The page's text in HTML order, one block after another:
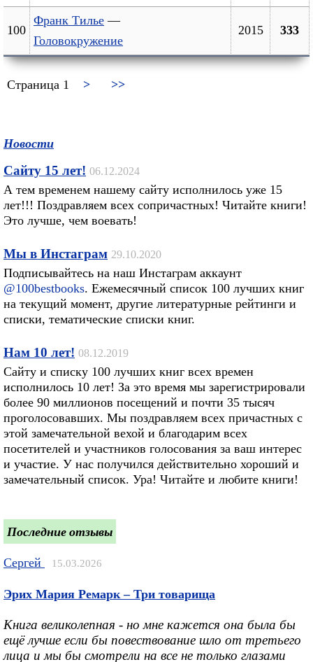
100
Франк Тилье —
Головокружение
2015 333
Страница 1 > >>
Новости
Сайту 15 лет! 06.12.2024
А тем временем нашему сайту исполнилось уже 15
лет!!! Поздравляем всех сопричастных! Читайте книги!
Это лучше, чем воевать!
Мы в Инстаграм 29.10.2020
Подписывайтесь на наш Инстаграм аккаунт
@100bestbooks. Ежемесячный список 100 лучших книг
на текущий момент, другие литературные рейтинги и
списки, тематические списки книг.
Нам 10 лет! 08.12.2019
Сайту и списку 100 лучших книг всех времен
исполнилось 10 лет! За это время мы зарегистрировали
более 90 миллионов посещений и почти 35 тысяч
проголосовавших. Мы поздравляем всех причастных с
этой замечательной вехой и благодарим всех
посетителей и участников голосования за ваш интерес
и участие. У нас получился действительно хороший и
замечательный список. Ура! Читайте и любите книги!
Последние отзывы
Сергей 15.03.2026
Эрих Мария Ремарк – Три товарища
Книга великолепная - но мне кажется она была бы
ещё лучше если бы повествование шло от третьего
лица и мы бы смотрели на все не только глазами